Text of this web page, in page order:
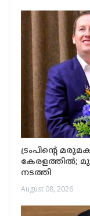
ട്രംപിന്റെ
കേരളത്തിൽ;
നടത്തി
August 08, 2026